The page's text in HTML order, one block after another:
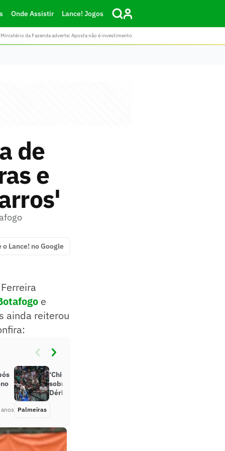
Onde Assistir Lance! Jogos
da Fazenda adverte: Aposta não é investimento
de
e
o Lance! no Google
e
ainda reiterou
‘Chiqueiro pegou fogo’, diz Abel
sobre torcida do Palmeiras em
Dérbi
Palmeiras